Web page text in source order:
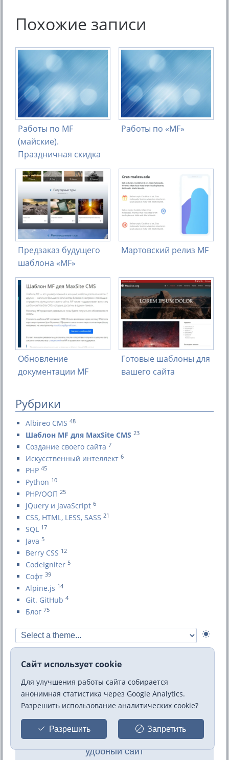
Похожие записи
Работы по MF
(майские).
Праздничная скидка
Работы по «MF»
Предзаказ будущего
шаблона «MF»
Мартовский релиз MF
Обновление
документации MF
Готовые шаблоны для
вашего сайта
Рубрики
Albireo CMS 48
Шаблон MF для MaxSite CMS 23
Создание своего сайта 7
Искусственный интеллект 6
PHP 45
Python 10
PHP/ООП 25
jQuery и JavaScript 6
CSS, HTML, LESS, SASS 21
SQL 17
Java 5
Berry CSS 12
CodeIgniter 5
Софт 39
Alpine.js 14
Git. GitHub 4
Блог 75
Шаблон MF
для
MaxSite CMS
Создайте современный, адаптивный и
удобный сайт
Сайт использует cookie
Для улучшения работы сайта собирается
анонимная статистика через Google Analytics.
Разрешить использование аналитических cookie?
Разрешить Запретить